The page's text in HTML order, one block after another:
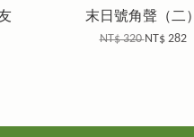
末日號角聲（二）
NT$ 320NT$ 282